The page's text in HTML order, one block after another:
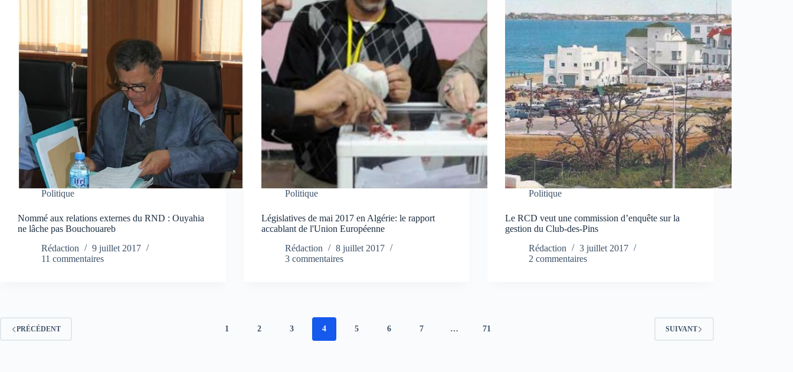
Politique
Nommé aux relations externes du RND : Ouyahia
ne lâche pas Bouchouareb
Rédaction
9 juillet 2017
11 commentaires
Politique
Législatives de mai 2017 en Algérie: le rapport
accablant de l'Union Européenne
Rédaction
8 juillet 2017
3 commentaires
Politique
Le RCD veut une commission d’enquête sur la
gestion du Club-des-Pins
Rédaction
3 juillet 2017
2 commentaires
PRÉCÉDENT 1 2 3 4 5 6 7 … 71 SUIVANT